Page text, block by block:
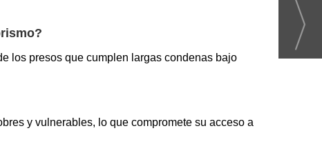
los presos que cumplen largas condenas bajo
y vulnerables, lo que compromete su acceso a